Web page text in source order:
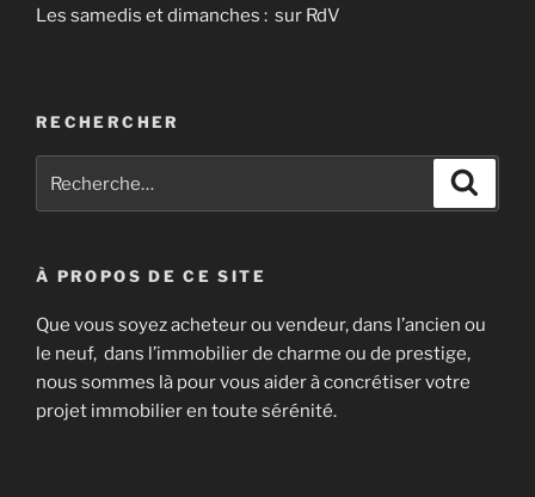
Les samedis et dimanches : sur RdV
RECHERCHER
À PROPOS DE CE SITE
Que vous soyez acheteur ou vendeur, dans l’ancien ou
le neuf, dans l’immobilier de charme ou de prestige,
nous sommes là pour vous aider à concrétiser votre
projet immobilier en toute sérénité.